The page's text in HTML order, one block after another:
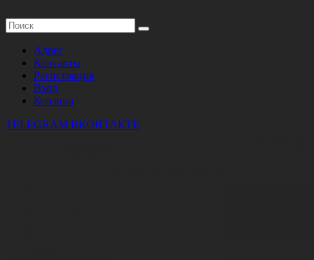
Адрес
Контакты
Регистрация
Вход
Корзина
TELEGRAM ВКОНТАКТЕ